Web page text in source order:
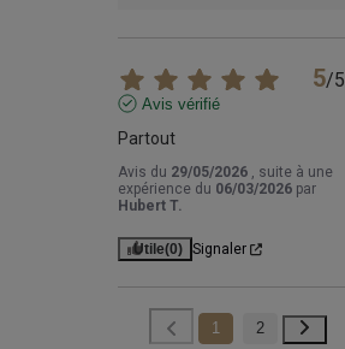
5/5
Avis vérifié
Partout
Avis du 29/05/2026 , suite à une
expérience du 06/03/2026 par
Hubert T.
Utile(0) Signaler
1 2